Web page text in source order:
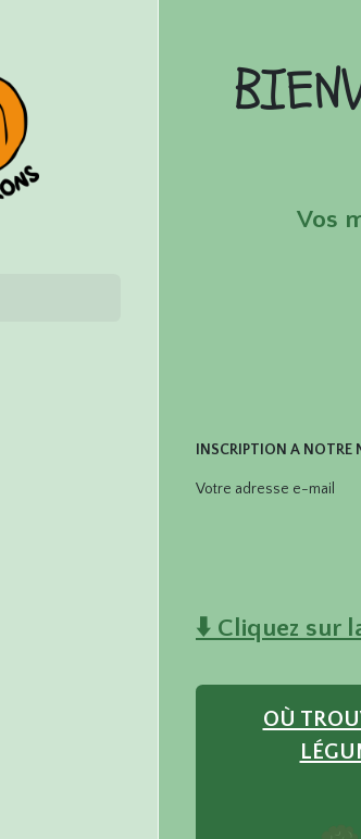
Vos
INSCRIPTION A NOTRE
Votre adresse e-mail
⬇️ Cliquez sur
OÙ